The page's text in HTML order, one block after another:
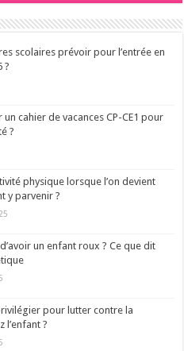
scolaires prévoir pour l’entrée en
?
cahier de vacances CP-CE1 pour
?
physique lorsque l’on devient
y parvenir ?
un enfant roux ? Ce que dit
pour lutter contre la
l’enfant ?